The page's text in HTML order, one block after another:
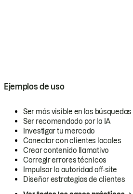
Ejemplos de uso
Ser más visible en las búsquedas
Ser recomendado por la IA
Investigar tu mercado
Conectar con clientes locales
Crear contenido llamativo
Corregir errores técnicos
Impulsar la autoridad off-site
Diseñar estrategias de clientes